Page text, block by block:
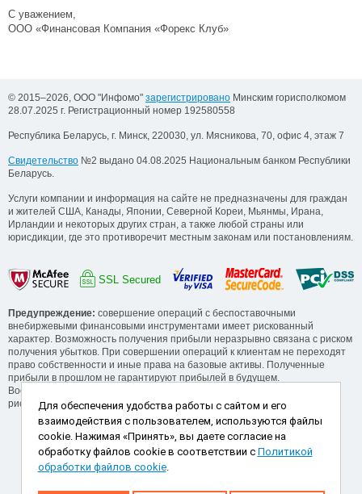
С уважением,
ООО «Финансовая Компания «Форекс Клуб»
© 2015–2026, ООО "Инфомо" зарегистрировано Минским горисполкомом
28.07.2025 г. Регистрационный номер 192580558
Республика Беларусь, г. Минск, 220030, ул. Мясникова, 70, офис 4, этаж 7
Свидетельство №2 выдано 04.08.2025 Национальным банком Республики
Беларусь.
Услуги компании и информация на сайте не предназначены для граждан
и жителей США, Канады, Японии, Северной Кореи, Мьянмы, Ирана,
Ирландии и некоторых других стран, а также любой страны или
юрисдикции, где это противоречит местным законам или постановлениям.
SSL Secured
Предупреждение: совершение операций с беспоставочными
внебиржевыми финансовыми инструментами имеет рискованный
характер. Возможность получения прибыли неразрывно связана с риском
получения убытков. При совершении операций к клиентам не переходят
право собственности и иные права на базовые активы. Полученные
прибыли в прошлом не гарантируют прибылей в будущем.
Воспользуйтесь обучающими сервисами от компании для понимания
рисков, прежде, чем начинать операции.
Способы пополнения и снятия
Для обеспечения удобства работы с сайтом и его
взаимодействия с пользователем, используются файлы
cookie. Нажимая «Принять», вы даете согласие на
обработку файлов cookie в соответствии с Политикой
обработки файлов cookie.